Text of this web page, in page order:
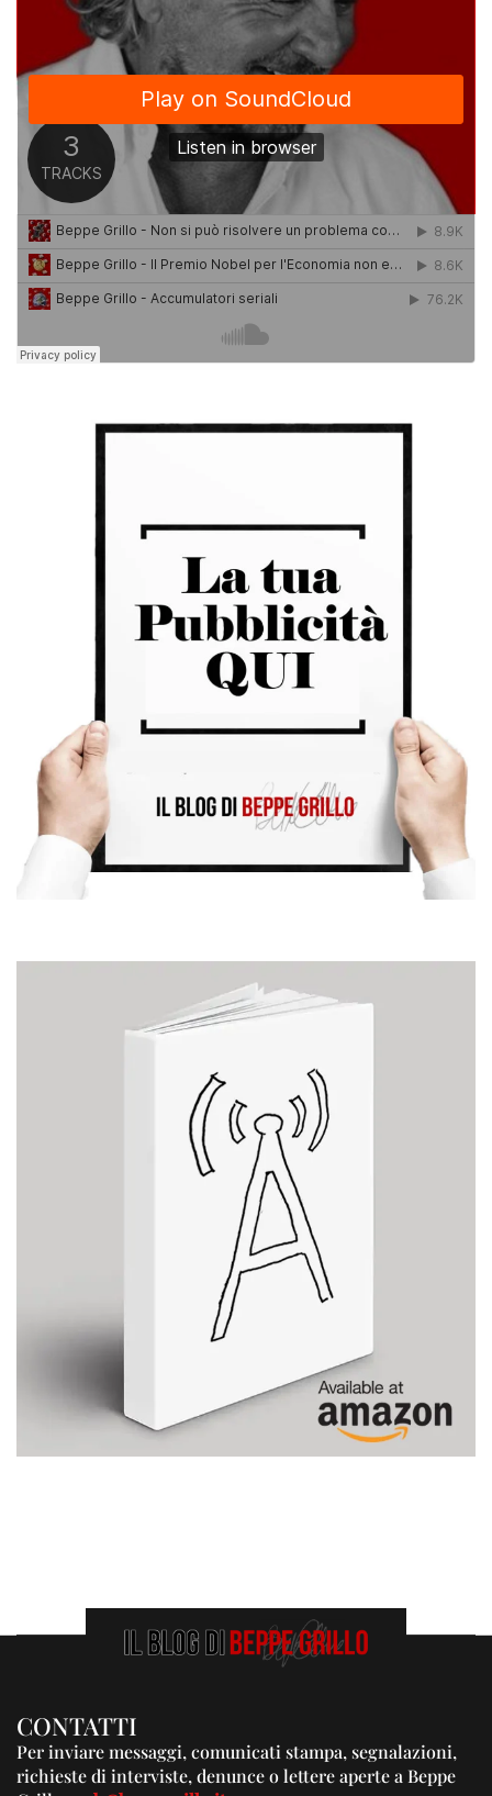
CONTATTI
Per inviare messaggi, comunicati stampa, segnalazioni,
richieste di interviste, denunce o lettere aperte a Beppe